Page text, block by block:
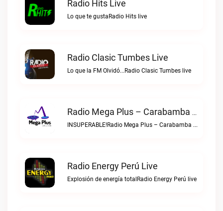
Radio Hits Live
Lo que te gustaRadio Hits live
Radio Clasic Tumbes Live
Lo que la FM Olvidó...Radio Clasic Tumbes live
Radio Mega Plus – Carabamba Live
INSUPERABLE!Radio Mega Plus – Carabamba live
Radio Energy Perú Live
Explosión de energía totalRadio Energy Perú live